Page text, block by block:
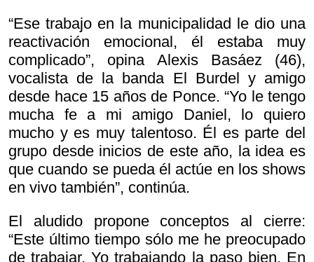
“Ese trabajo en la municipalidad le dio una
reactivación emocional, él estaba muy
complicado”, opina Alexis Basáez (46),
vocalista de la banda El Burdel y amigo
desde hace 15 años de Ponce. “Yo le tengo
mucha fe a mi amigo Daniel, lo quiero
mucho y es muy talentoso. Él es parte del
grupo desde inicios de este año, la idea es
que cuando se pueda él actúe en los shows
en vivo también”, continúa.
El aludido propone conceptos al cierre:
“Este último tiempo sólo me he preocupado
de trabajar. Yo trabajando la paso bien. En